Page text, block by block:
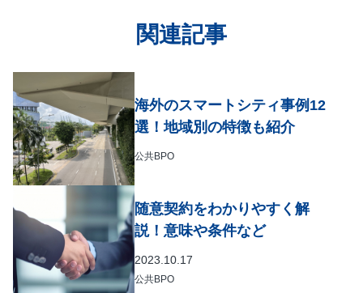
関連記事
海外のスマートシティ事例12
選！地域別の特徴も紹介
公共BPO
随意契約をわかりやすく解
説！意味や条件など
2023.10.17
公共BPO